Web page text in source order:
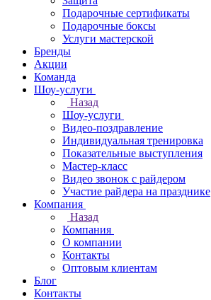
Подарочные сертификаты
Подарочные боксы
Услуги мастерской
Бренды
Акции
Команда
Шоу-услуги
Назад
Шоу-услуги
Видео-поздравление
Индивидуальная тренировка
Показательные выступления
Мастер-класс
Видео звонок с райдером
Участие райдера на празднике
Компания
Назад
Компания
О компании
Контакты
Оптовым клиентам
Блог
Контакты